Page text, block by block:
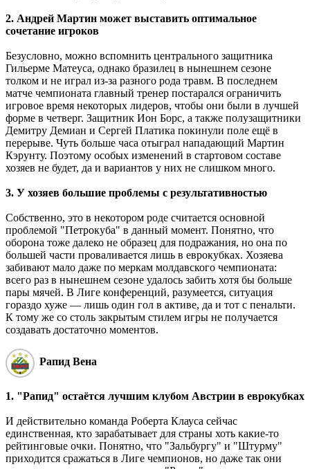
2. Андрей Мартин может выставить оптимальное
сочетание игроков
Безусловно, можно вспомнить центрального защитника
Гильерме Матеуса, однако бразилец в нынешнем сезоне
толком и не играл из-за разного рода травм. В последнем
матче чемпионата главный тренер постарался ограничить
игровое время некоторых лидеров, чтобы они были в лучшей
форме в четверг. Защитник Ион Борс, а также полузащитники
Демитру Демиан и Сергей Платика покинули поле ещё в
перерыве. Чуть больше часа отыграл нападающий Мартин
Кэрунту. Поэтому особых изменений в стартовом составе
хозяев не будет, да и вариантов у них не слишком много.
3. У хозяев большие проблемы с результативностью
Собственно, это в некотором роде считается основной
проблемой "Петрокуба" в данный момент. Понятно, что
оборона тоже далеко не образец для подражания, но она по
большей части проваливается лишь в еврокубках. Хозяева
забивают мало даже по меркам молдавского чемпионата:
всего раз в нынешнем сезоне удалось забить хотя бы больше
пары мячей. В Лиге конференций, разумеется, ситуация
гораздо хуже ― лишь один гол в активе, да и тот с пенальти.
К тому же со столь закрытым стилем игры не получается
создавать достаточно моментов.
Рапид Вена
1. "Рапид" остаётся лучшим клубом Австрии в еврокубках
И действительно команда Роберта Клауса сейчас
единственная, кто зарабатывает для страны хоть какие-то
рейтинговые очки. Понятно, что "Зальбургу" и "Штурму"
приходится сражаться в Лиге чемпионов, но даже так они